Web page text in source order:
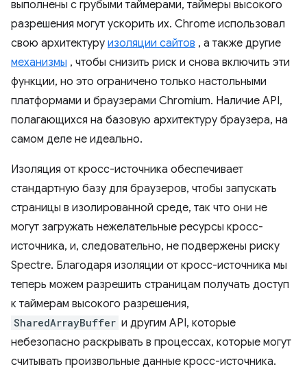
выполнены с грубыми таймерами, таймеры высокого
разрешения могут ускорить их. Chrome использовал
свою архитектуру изоляции сайтов , а также другие
механизмы , чтобы снизить риск и снова включить эти
функции, но это ограничено только настольными
платформами и браузерами Chromium. Наличие API,
полагающихся на базовую архитектуру браузера, на
самом деле не идеально.
Изоляция от кросс-источника обеспечивает
стандартную базу для браузеров, чтобы запускать
страницы в изолированной среде, так что они не
могут загружать нежелательные ресурсы кросс-
источника, и, следовательно, не подвержены риску
Spectre. Благодаря изоляции от кросс-источника мы
теперь можем разрешить страницам получать доступ
к таймерам высокого разрешения,
SharedArrayBuffer и другим API, которые
небезопасно раскрывать в процессах, которые могут
считывать произвольные данные кросс-источника.